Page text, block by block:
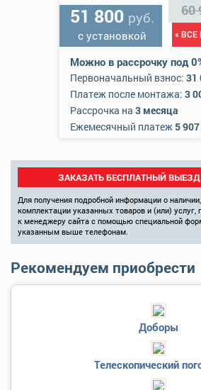
51 800 руб.
с установкой
60
«
Можно в рассрочку под
Первоначальный взнос: 31
Платеж после монтажа: 3
Рассрочка на 3 месяца
Ежемесячный платеж5 907
ЗАКАЗАТЬ БЕСПЛАТНЫЙ
Для получения подробной информации о
комплектации указанных товаров и (или) услуг,
к менеджеру сайта с помощью специальной
указанным выше телефонам.
Рекомендуем приобрести
Доборы
Телескопический